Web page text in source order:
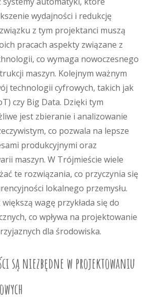
wydajności i redukcję
z tym projektanci muszą
pracach aspekty związane z
co wymaga nowoczesnego
maszyn. Kolejnym ważnym
technologii cyfrowych, takich jak
czy Big Data. Dzięki tym
jest zbieranie i analizowanie
co pozwala na lepsze
produkcyjnymi oraz
maszyn. W Trójmieście wiele
te rozwiązania, co przyczynia się
lokalnego przemysłu.
wagę przykłada się do
co wpływa na projektowanie
dla środowiska.
są niezbędne w projektowaniu